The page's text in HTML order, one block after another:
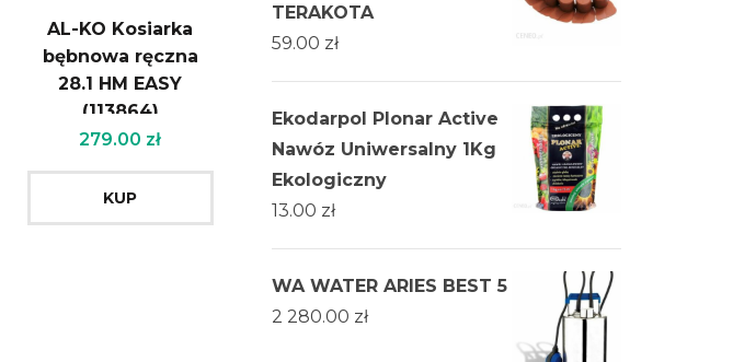
AL-KO Kosiarka
bębnowa ręczna
28.1 HM EASY
(113864)
279.00 zł
KUP
TERAKOTA
59.00 zł
Ekodarpol Plonar Active
Nawóz Uniwersalny 1Kg
Ekologiczny
13.00 zł
WA WATER ARIES BEST 5
2 280.00 zł